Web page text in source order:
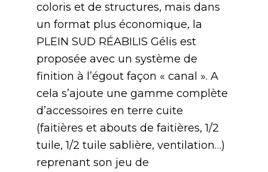
coloris et de structures, mais dans
un format plus économique, la
PLEIN SUD RÉABILIS Gélis est
proposée avec un système de
finition à l’égout façon « canal ». A
cela s’ajoute une gamme complète
d’accessoires en terre cuite
(faitières et abouts de faitières, 1/2
tuile, 1/2 tuile sablière, ventilation…)
reprenant son jeu de